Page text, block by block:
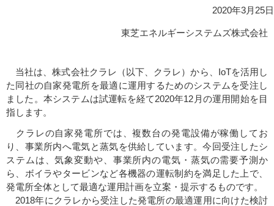
2020年3月25日
東芝エネルギーシステムズ株式会社
当社は、株式会社クラレ（以下、クラレ）から、IoTを活用し
た同社の自家発電所を最適に運用するためのシステムを受注し
ました。本システムは試運転を経て2020年12月の運用開始を目
指します。
クラレの自家発電所では、複数台の発電設備が稼働してお
り、事業所内へ電気と蒸気を供給しています。今回受注したシ
ステムは、気象変動や、事業所内の電気・蒸気の需要予測か
ら、ボイラやタービンなど各機器の運転制約を満足した上で、
発電所全体として最適な運用計画を立案・提示するものです。
2018年にクラレから受注した発電所の最適運用に向けた検討